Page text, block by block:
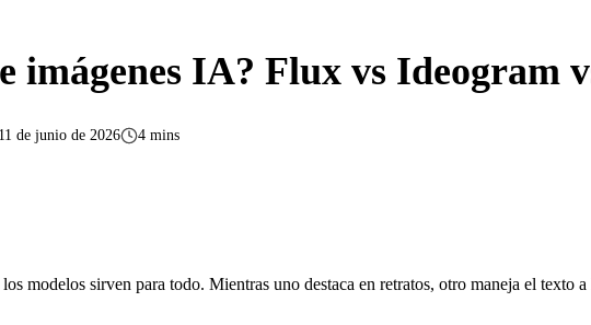
imágenes IA? Flux vs Ideogram
de junio de 2026 4 mins
modelos sirven para todo. Mientras uno destaca en retratos, otro maneja el texto